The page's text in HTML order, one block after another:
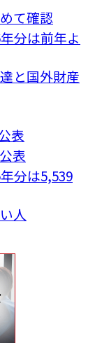
て確認
分は前年よ
と国外財産
表
表
分は5,539
人